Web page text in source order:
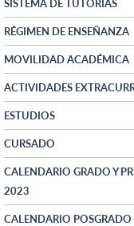
SISTEMA DE TUTORÍAS
RÉGIMEN DE ENSEÑANZA
MOVILIDAD ACADÉMICA
ACTIVIDADES
ESTUDIOS
CURSADO
CALENDARIO GRADO Y
2023
CALENDARIO